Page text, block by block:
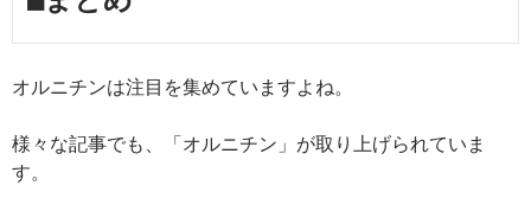
オルニチンは注目を集めていますよね。
様々な記事でも、「オルニチン」が取り上げられていま
す。